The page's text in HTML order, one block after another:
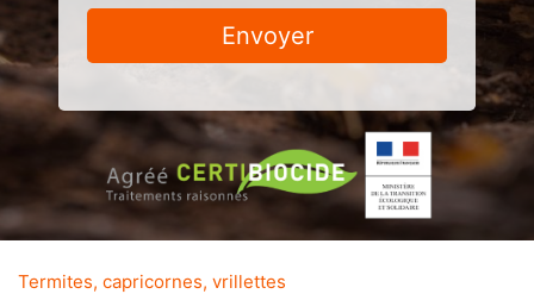
Envoyer
Termites, capricornes, vrillettes